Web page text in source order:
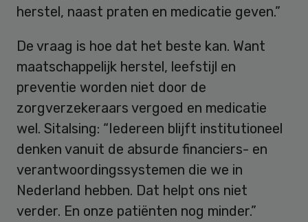
herstel, naast praten en medicatie geven.”
De vraag is hoe dat het beste kan. Want
maatschappelijk herstel, leefstijl en
preventie worden niet door de
zorgverzekeraars vergoed en medicatie
wel. Sitalsing: “Iedereen blijft institutioneel
denken vanuit de absurde financiers- en
verantwoordingssystemen die we in
Nederland hebben. Dat helpt ons niet
verder. En onze patiënten nog minder.”